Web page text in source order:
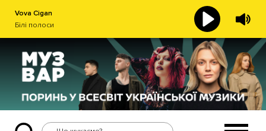
Vova Cigan
Білі полоси